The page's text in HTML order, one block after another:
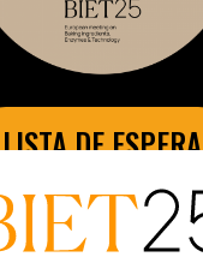
LISTA DE ESPERA